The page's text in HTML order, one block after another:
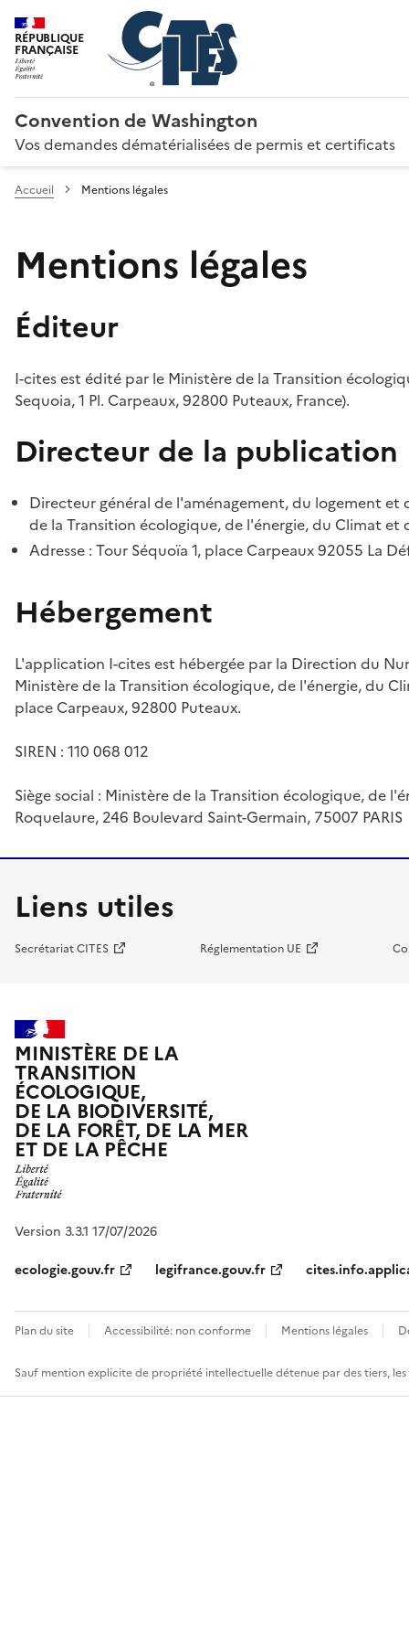
RÉPUBLIQUE
FRANÇAISE
Convention de Washington
Vos demandes dématérialisées de permis et certificats
Accueil Mentions légales
Mentions légales
Éditeur
I-cites est édité par le Ministère de la Transition
Sequoia, 1 Pl. Carpeaux, 92800 Puteaux, France).
Directeur de la publication
Directeur général de l'aménagement, du logement
de la Transition écologique, de l'énergie, du Climat et
Adresse : Tour Séquoïa 1, place Carpeaux 92055 La
Hébergement
L'application I-cites est hébergée par la Direction du
Ministère de la Transition écologique, de l'énergie, du
place Carpeaux, 92800 Puteaux.
SIREN : 110 068 012
Siège social : Ministère de la Transition écologique, de
Roquelaure, 246 Boulevard Saint-Germain, 75007 PARIS
Liens utiles
Secrétariat CITES Réglementation UE
MINISTÈRE DE LA
TRANSITION
ÉCOLOGIQUE,
DE LA BIODIVERSITÉ,
DE LA FORÊT, DE LA MER
ET DE LA PÊCHE
Version 3.3.1 17/07/2026
ecologie.gouv.fr
legifrance.gouv.fr
Plan du site Accessibilité: non conforme Mentions légales
Sauf mention explicite de propriété intellectuelle détenue par des tiers,